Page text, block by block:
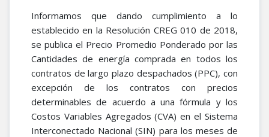
Informamos que dando cumplimiento a lo
establecido en la Resolución CREG 010 de 2018,
se publica el Precio Promedio Ponderado por las
Cantidades de energía comprada en todos los
contratos de largo plazo despachados (PPC), con
excepción de los contratos con precios
determinables de acuerdo a una fórmula y los
Costos Variables Agregados (CVA) en el Sistema
Interconectado Nacional (SIN) para los meses de